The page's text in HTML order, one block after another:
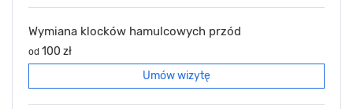
Wymiana klocków hamulcowych przód
od 100 zł
Umów wizytę